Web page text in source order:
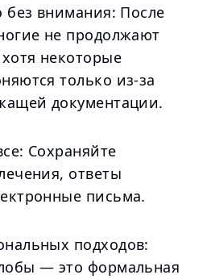
без внимания: После
не продолжают
некоторые
только из-за
документации.
Сохраняйте
ответы
письма.
подходов:
— это формальная